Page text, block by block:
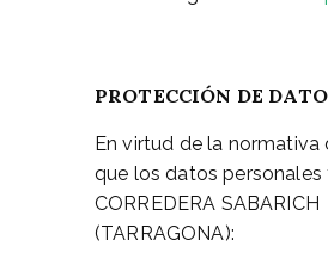
PROTECCIÓN DE
En virtud de la
que los datos
CORREDERA
(TARRAGONA):